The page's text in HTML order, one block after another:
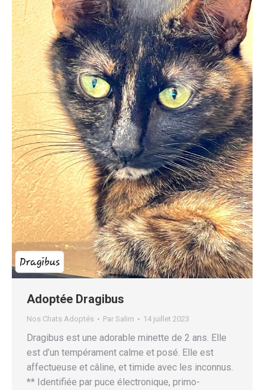
Adoptée Dragibus
Nos Chats Adoptés Par Salim 14 juillet 2023
Dragibus est une adorable minette de 2 ans. Elle
est d’un tempérament calme et posé. Elle est
affectueuse et câline, et timide avec les inconnus.
** Identifiée par puce électronique, primo-